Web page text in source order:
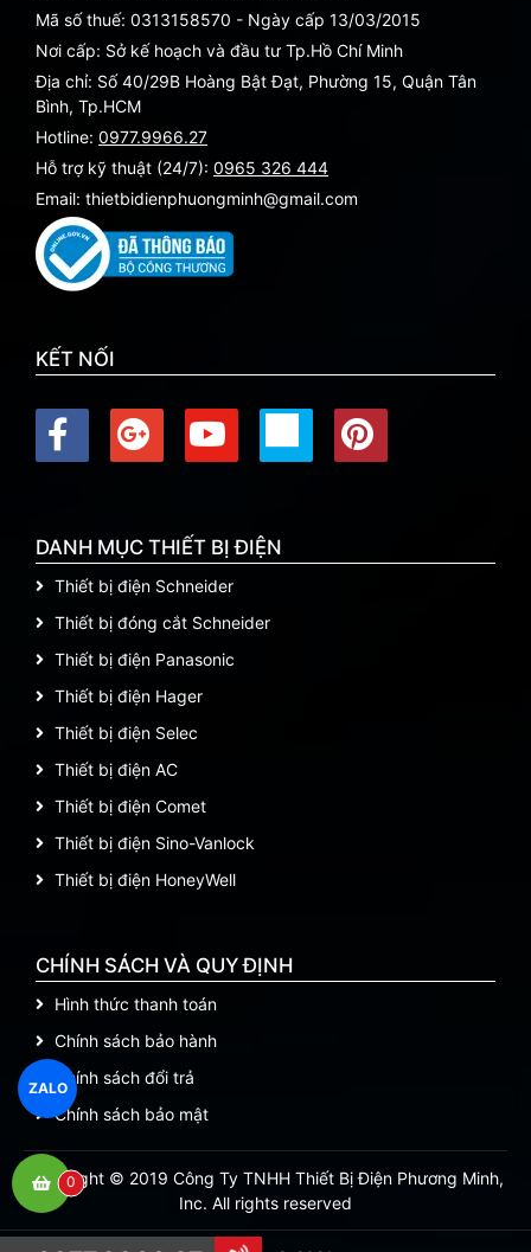
Mã số thuế: 0313158570 - Ngày cấp 13/03/2015
Nơi cấp: Sở kế hoạch và đầu tư Tp.Hồ Chí Minh
Địa chỉ: Số 40/29B Hoàng Bật Đạt, Phường 15, Quận Tân
Bình, Tp.HCM
Hotline: 0977.9966.27
Hỗ trợ kỹ thuật (24/7): 0965 326 444
Email: thietbidienphuongminh@gmail.com
KẾT NỐI
DANH MỤC THIẾT BỊ ĐIỆN
Thiết bị điện Schneider
Thiết bị đóng cắt Schneider
Thiết bị điện Panasonic
Thiết bị điện Hager
Thiết bị điện Selec
Thiết bị điện AC
Thiết bị điện Comet
Thiết bị điện Sino-Vanlock
Thiết bị điện HoneyWell
CHÍNH SÁCH VÀ QUY ĐỊNH
Hình thức thanh toán
Chính sách bảo hành
Chính sách đổi trả
Chính sách bảo mật
Copyright © 2019 Công Ty TNHH Thiết Bị Điện Phương Minh,
Inc. All rights reserved
0
ZALO